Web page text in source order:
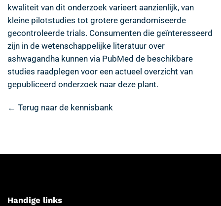
kwaliteit van dit onderzoek varieert aanzienlijk, van
kleine pilotstudies tot grotere gerandomiseerde
gecontroleerde trials. Consumenten die geïnteresseerd
zijn in de wetenschappelijke literatuur over
ashwagandha kunnen via PubMed de beschikbare
studies raadplegen voor een actueel overzicht van
gepubliceerd onderzoek naar deze plant.
← Terug naar de kennisbank
Handige links